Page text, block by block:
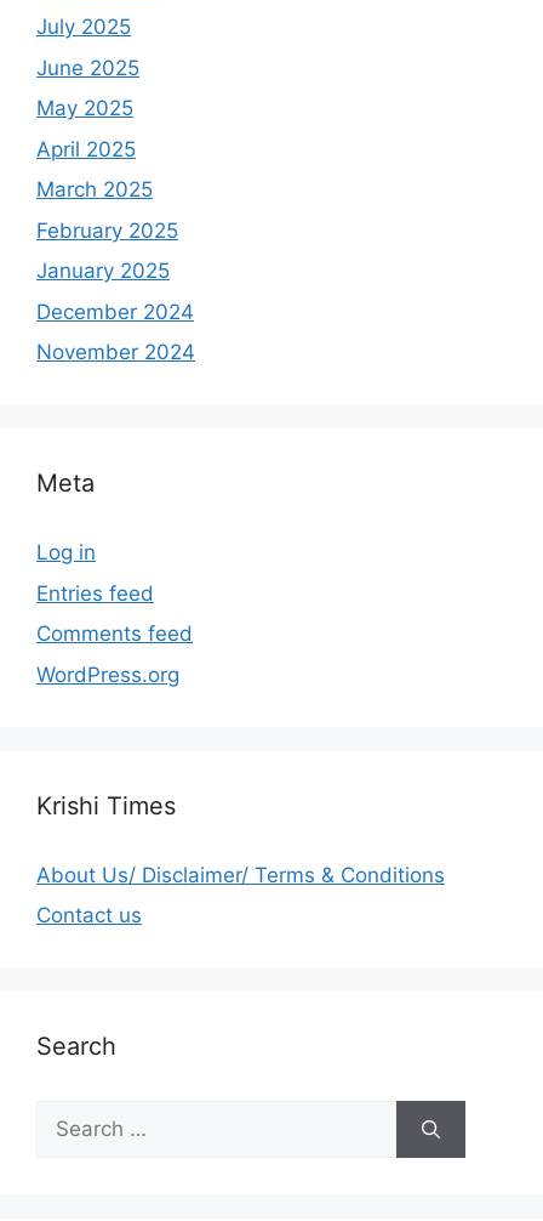
July 2025
June 2025
May 2025
April 2025
March 2025
February 2025
January 2025
December 2024
November 2024
Meta
Log in
Entries feed
Comments feed
WordPress.org
Krishi Times
About Us/ Disclaimer/ Terms & Conditions
Contact us
Search